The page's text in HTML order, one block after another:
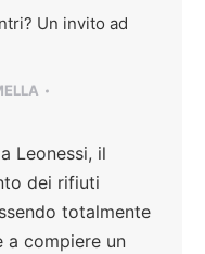
Un invito ad
Leonessi, il
dei rifiuti
totalmente
a compiere un